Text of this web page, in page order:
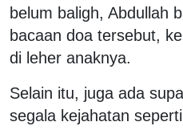
belum baligh, Abdullah
bacaan doa tersebut,
di leher anaknya.
Selain itu, juga ada
segala kejahatan